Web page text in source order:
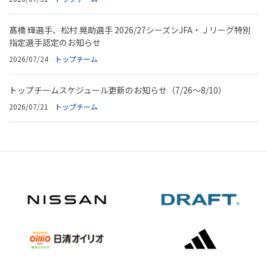
髙橋 輝選手、松村 晃助選手 2026/27シーズンJFA・Ｊリーグ特別
指定選手認定のお知らせ
2026/07/24 トップチーム
トップチームスケジュール更新のお知らせ（7/26～8/10）
2026/07/21 トップチーム